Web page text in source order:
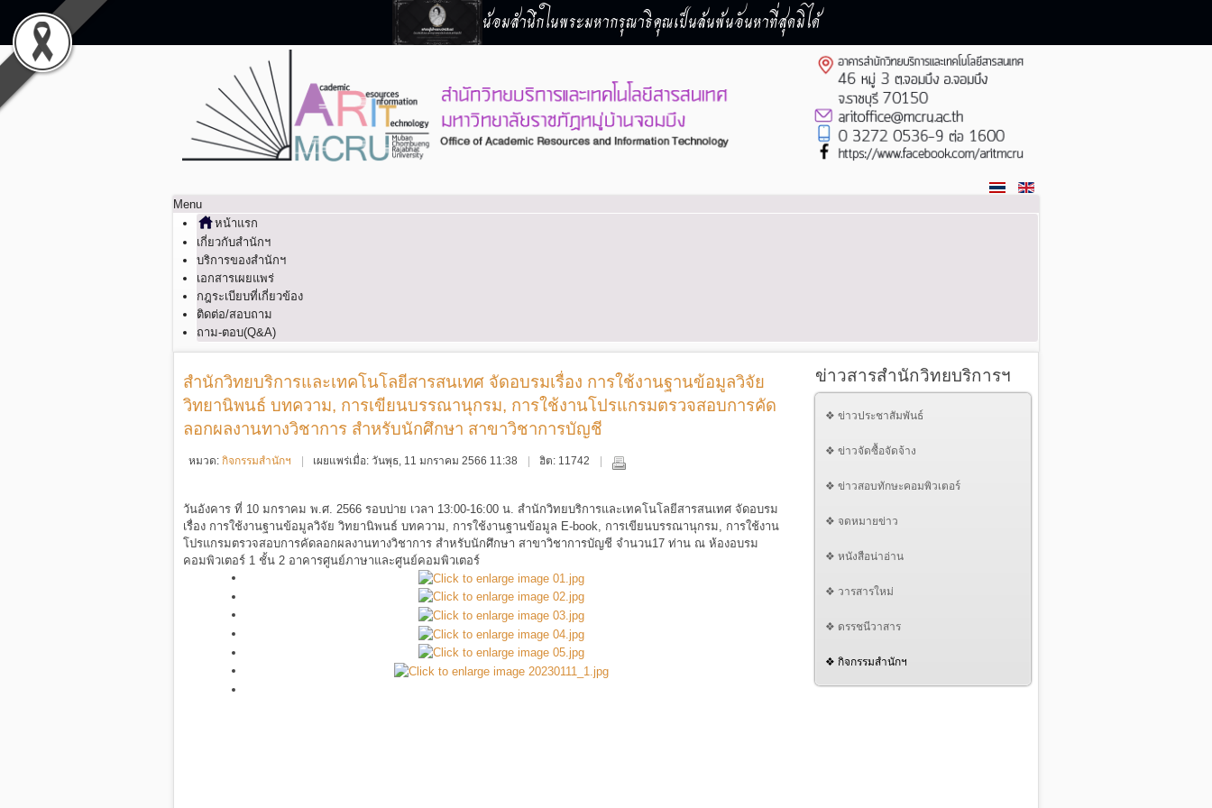
น้อมสำนึกในพระมหากรุณาธิคุณเป็นล้นพ้นอันหาที่สุดมิได้
Menu
หน้าแรก
เกี่ยวกับสำนักฯ
บริการของสำนักฯ
เอกสารเผยแพร่
กฎระเบียบที่เกี่ยวข้อง
ติดต่อ/สอบถาม
ถาม-ตอบ(Q&A)
สำนักวิทยบริการและเทคโนโลยีสารสนเทศ จัดอบรมเรื่อง การใช้งานฐานข้อมูลวิจัย
วิทยานิพนธ์ บทความ, การเขียนบรรณานุกรม, การใช้งานโปรแกรมตรวจสอบการคัด
ลอกผลงานทางวิชาการ สำหรับนักศึกษา สาขาวิชาการบัญชี
หมวด: กิจกรรมสำนักฯ เผยแพร่เมื่อ: วันพุธ, 11 มกราคม 2566 11:38 ฮิต: 11742
วันอังคาร ที่ 10 มกราคม พ.ศ. 2566 รอบบ่าย เวลา 13:00-16:00 น. สำนักวิทยบริการและเทคโนโลยีสารสนเทศ จัดอบรม
เรื่อง การใช้งานฐานข้อมูลวิจัย วิทยานิพนธ์ บทความ, การใช้งานฐานข้อมูล E-book, การเขียนบรรณานุกรม, การใช้งาน
โปรแกรมตรวจสอบการคัดลอกผลงานทางวิชาการ สำหรับนักศึกษา สาขาวิชาการบัญชี จำนวน17 ท่าน ณ ห้องอบรม
คอมพิวเตอร์ 1 ชั้น 2 อาคารศูนย์ภาษาและศูนย์คอมพิวเตอร์
ข่าวสารสำนักวิทยบริการฯ
❖ ข่าวประชาสัมพันธ์
❖ ข่าวจัดซื้อจัดจ้าง
❖ ข่าวสอบทักษะคอมพิวเตอร์
❖ จดหมายข่าว
❖ หนังสือน่าอ่าน
❖ วารสารใหม่
❖ ดรรชนีวาสาร
❖ กิจกรรมสำนักฯ